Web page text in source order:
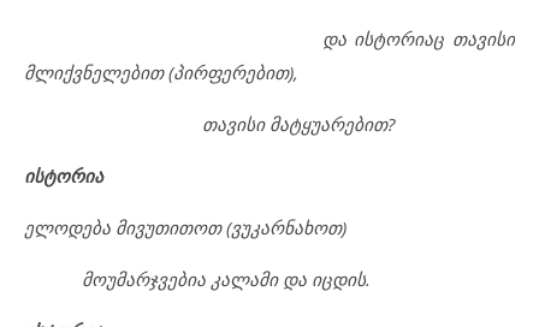
და ისტორიაც თავისი
მლიქვნელებით (პირფერებით),
თავისი მატყუარებით?
ისტორია
ელოდება მივუთითოთ (ვუკარნახოთ)
მოუმარჯვებია კალამი და იცდის.